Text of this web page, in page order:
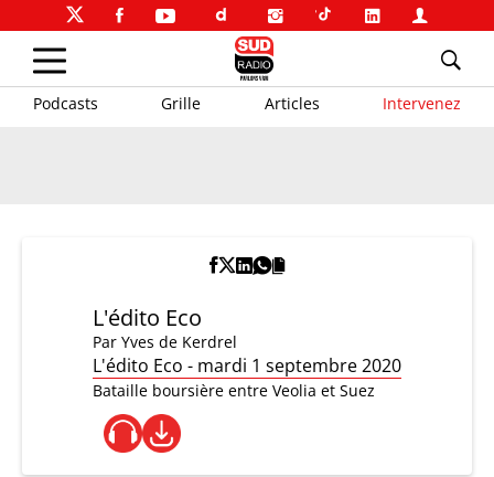
Podcasts Grille Articles Intervenez
L'édito Eco
Par Yves de Kerdrel
L'édito Eco - mardi 1 septembre 2020
Bataille boursière entre Veolia et Suez